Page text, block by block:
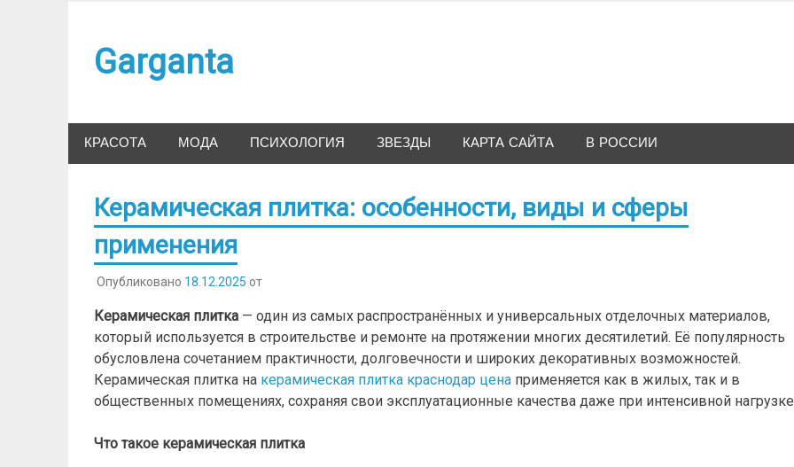
Garganta
КРАСОТА МОДА ПСИХОЛОГИЯ ЗВЕЗДЫ КАРТА САЙТА В РОССИИ
Керамическая плитка: особенности, виды и сферы
применения
Опубликовано 18.12.2025 от
Керамическая плитка— один из самых распространённых и универсальных отделочных материалов,
который используется в строительстве и ремонте на протяжении многих десятилетий. Её популярность
обусловлена сочетанием практичности, долговечности и широких декоративных возможностей.
Керамическая плитка на керамическая плитка краснодар ценаприменяется как в жилых, так и в
общественных помещениях, сохраняя свои эксплуатационные качества даже при интенсивной
Что такое керамическая плитка